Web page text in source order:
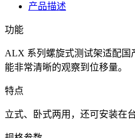
产品描述
功能
ALX 系列螺旋式测试架适配国
能非常清晰的观察到位移量。
特点
立式、卧式两用，还可安装在